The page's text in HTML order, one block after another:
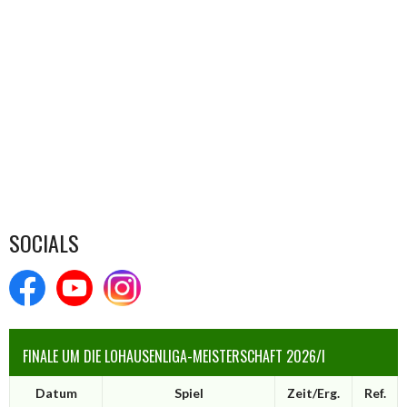
SOCIALS
FINALE UM DIE LOHAUSENLIGA-MEISTERSCHAFT 2026/I
Datum Spiel Zeit/Erg. Ref.